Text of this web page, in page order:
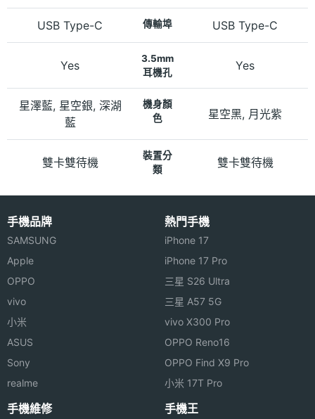
USB Type-C 傳輸埠 USB Type-C
Yes
3.5mm
耳機孔
Yes
星澤藍, 星空銀, 深湖
藍
機身顏
色
星空黑, 月光紫
雙卡雙待機
裝置分
類
雙卡雙待機
手機品牌
SAMSUNG
Apple
OPPO
vivo
小米
ASUS
Sony
realme
熱門手機
iPhone 17
iPhone 17 Pro
三星 S26 Ultra
三星 A57 5G
vivo X300 Pro
OPPO Reno16
OPPO Find X9 Pro
小米 17T Pro
手機維修 手機王